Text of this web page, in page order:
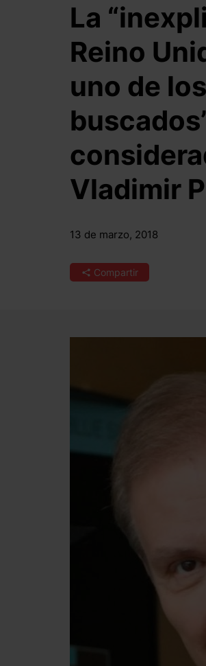
La
Reino
uno de
Vladimir
13 de marzo, 2018
Compartir